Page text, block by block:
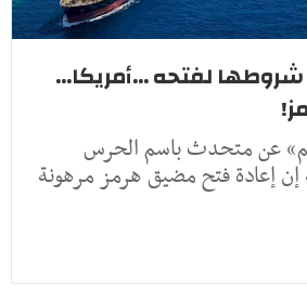
شروطها لفتحه ...أمريكا...
عن متحدث باسم الحرس
إن إعادة فتح مضيق هرمز مرهونة